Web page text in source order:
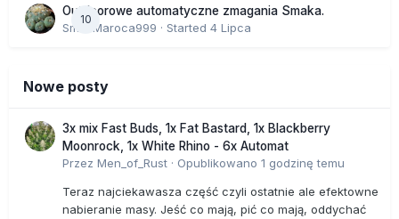
10
Outdoorowe automatyczne zmagania Smaka.
SmakMaroca999 · Started 4 Lipca
Nowe posty
3x mix Fast Buds, 1x Fat Bastard, 1x Blackberry
Moonrock, 1x White Rhino - 6x Automat
Przez Men_of_Rust · Opublikowano 1 godzinę temu
Teraz najciekawasza część czyli ostatnie ale efektowne
nabieranie masy. Jeść co mają, pić co mają, oddychać